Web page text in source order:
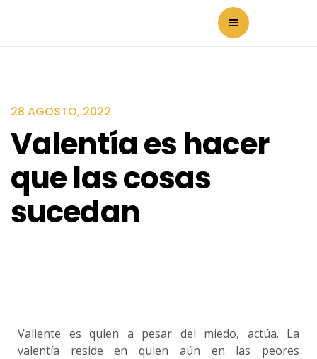
28 AGOSTO, 2022
Valentía es hacer
que las cosas
sucedan
Valiente es quien a pesar del miedo, actúa. La
valentía reside en quien aún en las peores